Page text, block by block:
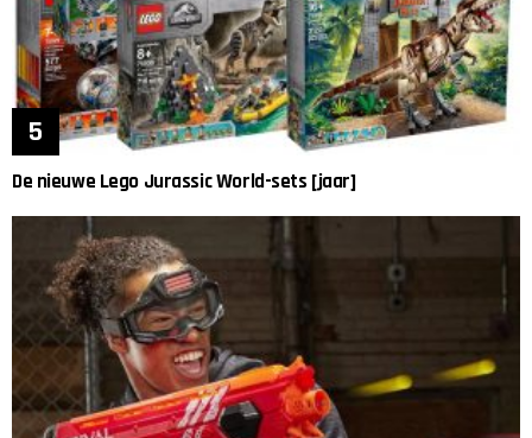
De nieuwe Lego Jurassic World-sets [jaar]